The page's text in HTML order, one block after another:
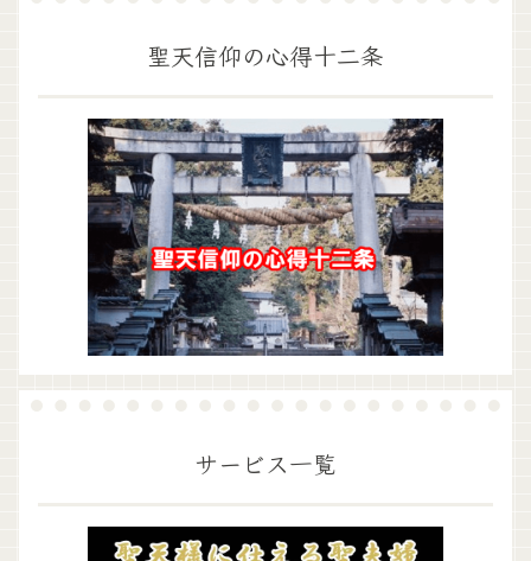
聖天信仰の心得十二条
サービス一覧